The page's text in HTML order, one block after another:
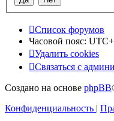
Список форумов
Часовой пояс:
Удалить cookies
Связаться с
Создано на основе phpBB
Конфиденциальность |